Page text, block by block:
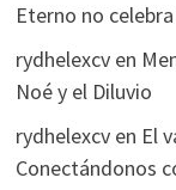
Eterno no
rydhelexcven
Noé y el Diluvio
rydhelexcven El
Conectándonos